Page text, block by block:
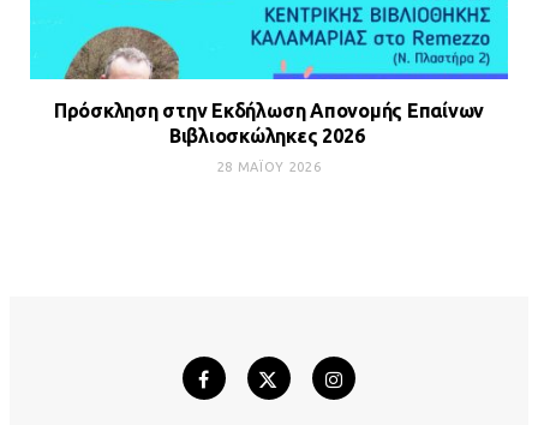
Πρόσκληση στην Εκδήλωση Απονομής Επαίνων
Βιβλιοσκώληκες 2026
28 ΜΑΪ́ΟΥ 2026